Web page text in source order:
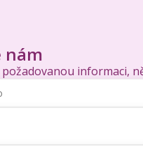
nám
informaci,